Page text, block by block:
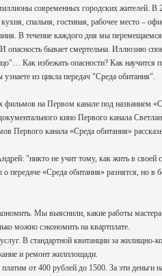
современных городских жителей. В
спальня, гостиная, рабочее место –
В течение каждого дня мы
опасность бывает смертельна. Иллюзию
Как избежать опасности? Как научится
из цикла передач "Среда обитания".
на Первом канале под названием
кино Первого канала
канала «Среда обитания»
"никто не учит тому, как жить в
«Среда обитания» разнятся, но в
Мы выяснили, какие работы
можно сэкономить на квартплате.
В стандартной квитанции за
и ремонт жилплощади.
от 400 рублей до 1500. За эти деньги